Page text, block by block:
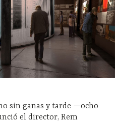
sin ganas y tarde —ocho
el director, Rem